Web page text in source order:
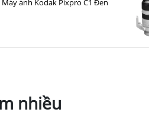
Máy ảnh Kodak Pixpro C1 Đen
nhiều